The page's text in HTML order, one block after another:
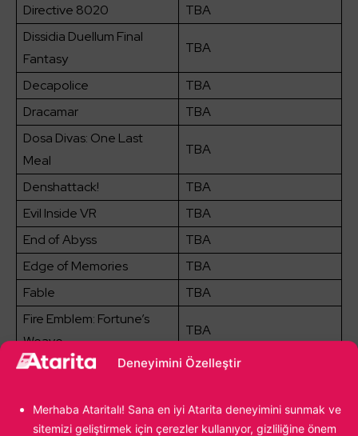
Deneyimini Özelleştir
Merhaba Ataritalı! Sana en iyi Atarita deneyimini sunmak ve
sitemizi geliştirmek için çerezler kullanıyor, gizliliğine önem
Directive 8020
TBA
Dissidia Duellum Final
Fantasy
TBA
Decapolice
TBA
Dracamar
TBA
Dosa Divas: One Last
Meal
TBA
Denshattack!
TBA
Evil Inside VR
TBA
End of Abyss
TBA
Edge of Memories
TBA
Fable
TBA
Fire Emblem: Fortune’s
Weave
TBA
Fate/Extra Record
TBA
FreeStyle Football 2
TBA